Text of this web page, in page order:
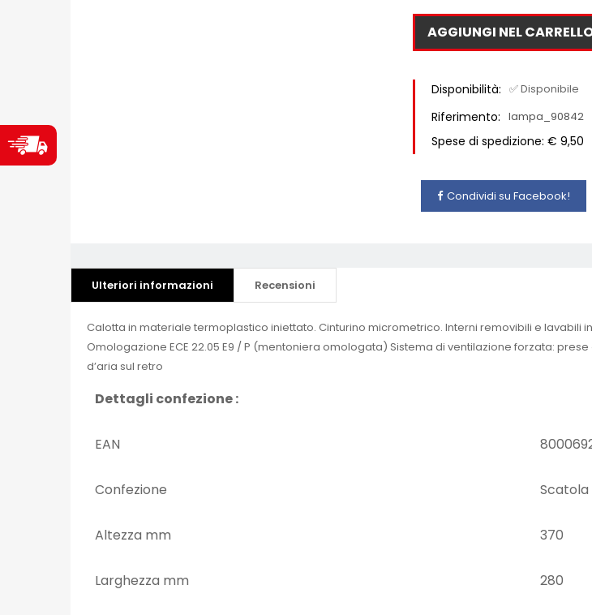
AGGIUNGI NEL
Disponibilità: ✅ Disponibile
Riferimento: lampa_90842
Spese di spedizione: € 9,50
Condividi su Facebook!
Ulteriori informazioni Recensioni
Calotta in materiale termoplastico iniettato. Cinturino micrometrico. Interni removibili e
Omologazione ECE 22.05 E9 / P (mentoniera omologata) Sistema di ventilazione forzata:
d’aria sul retro
Dettagli confezione :
EAN
Confezione Scatola
Altezza mm 370
Larghezza mm 280